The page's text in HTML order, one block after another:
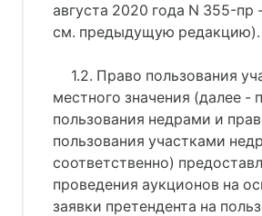
августа 2020 года N 355-пр
см. предыдущую редакцию).
1.2. Право пользования
местного значения (далее -
пользования недрами и
пользования участками недр
соответственно)
проведения аукционов на
заявки претендента на